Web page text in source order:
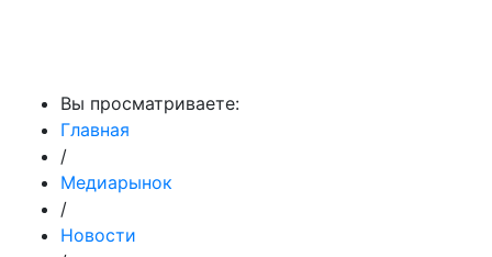
Вы просматриваете:
Главная
/
Медиарынок
/
Новости